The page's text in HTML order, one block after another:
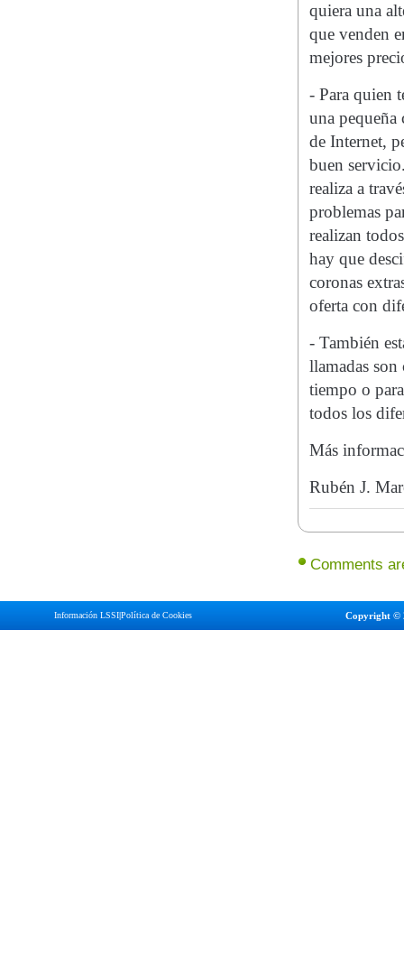
quiera una
que venden
mejores
- Para quien
una pequeña
de Internet,
buen
realiza a
problemas
realizan
hay que
coronas
oferta con
- También
llamadas
tiempo o
todos los
Más
Rubén J.
Comments
Información LSSI|Política de Cookies Copyright ©